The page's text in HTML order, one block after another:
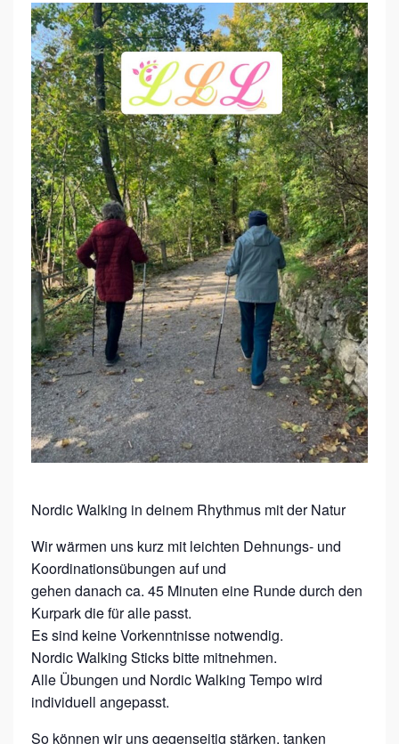
N
Ö
/
B
A
D
E
N
L
L
L
-
F
R
A
U
E
N
N
O
R
D
I
C
W
A
L
K
Nordic Walking in deinem Rhythmus mit der Natur
Wir wärmen uns kurz mit leichten Dehnungs- und
Koordinationsübungen auf und
gehen danach ca. 45 Minuten eine Runde durch den
Kurpark die für alle passt.
Es sind keine Vorkenntnisse notwendig.
Nordic Walking Sticks bitte mitnehmen.
Alle Übungen und Nordic Walking Tempo wird
individuell angepasst.
So können wir uns gegenseitig stärken, tanken